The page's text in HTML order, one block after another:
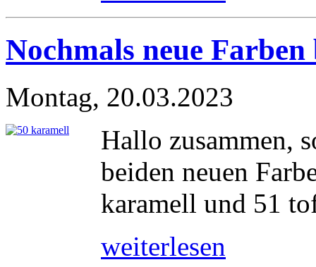
Nochmals neue
Montag, 20.03.2023
Hallo zusammen,
beiden neuen
karamell und 51
weiterlesen